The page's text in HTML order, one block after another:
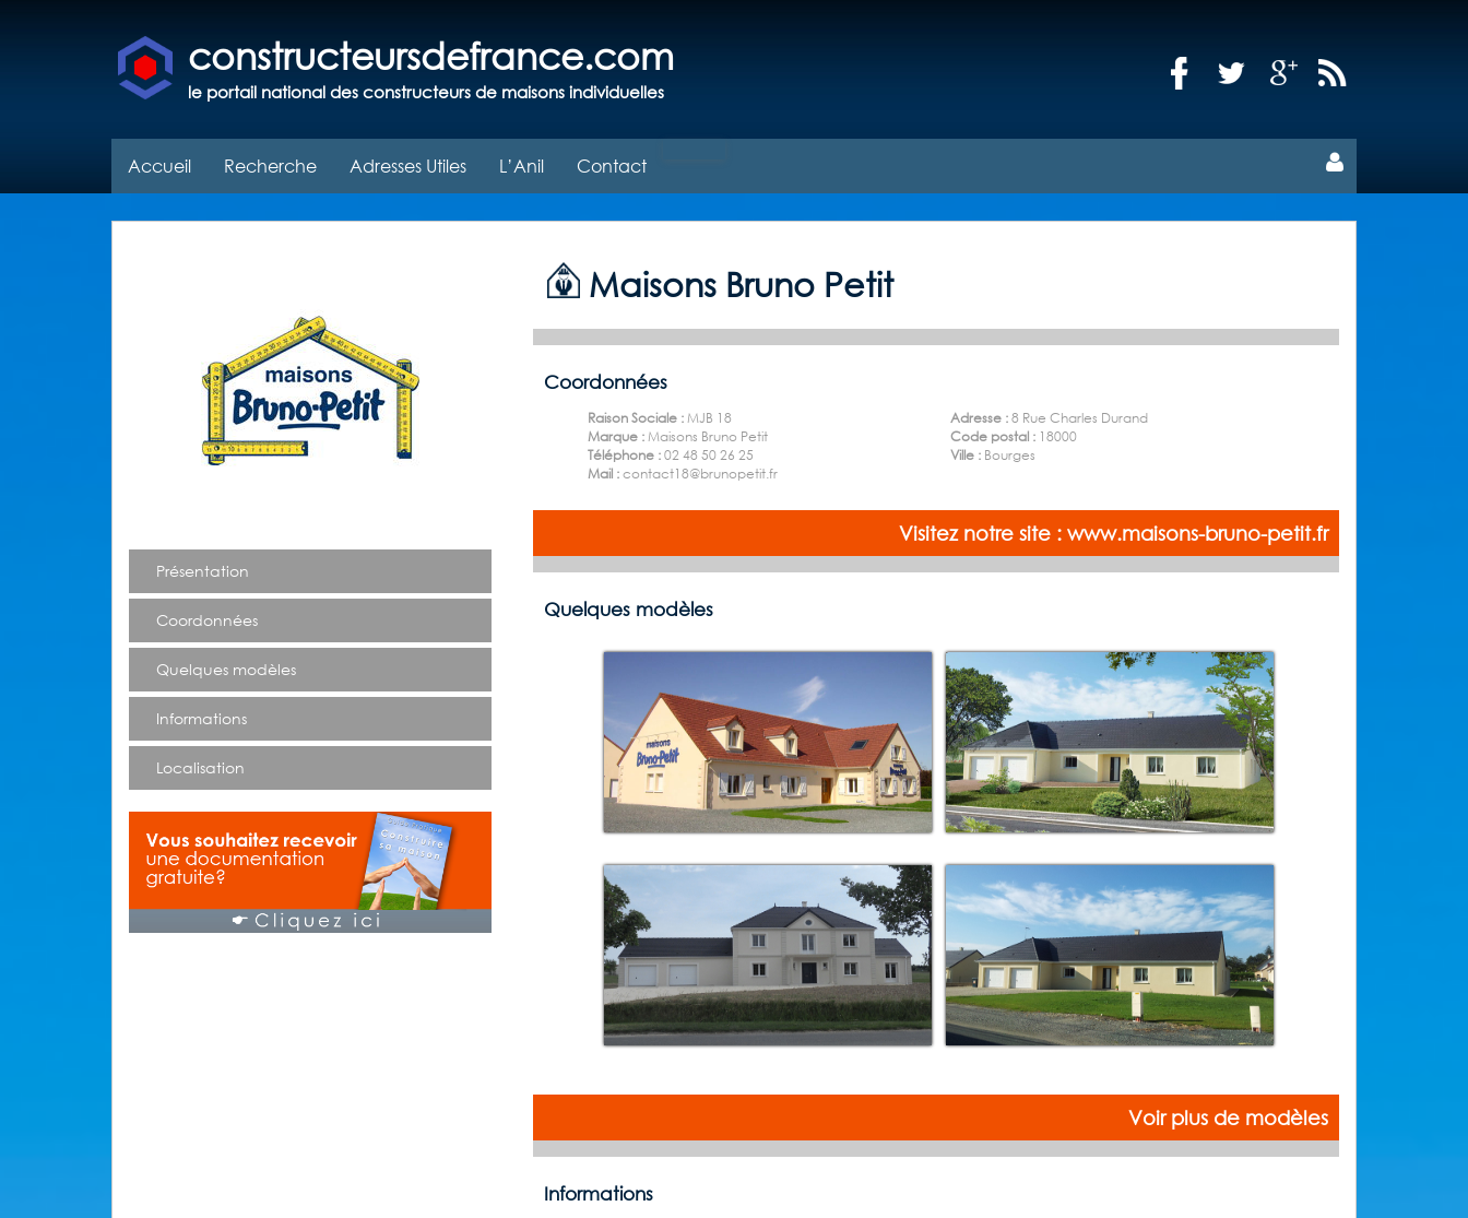
constructeursdefrance.com
le portail national des constructeurs de maisons individuelles
Accueil Recherche Adresses Utiles L’Anil Contact
Présentation
Coordonnées
Quelques modèles
Informations
Localisation
Maisons Bruno Petit
Coordonnées
Raison Sociale :MJB 18
Marque :Maisons Bruno Petit
Téléphone :02 48 50 26 25
Mail :contact18@brunopetit.fr
Adresse :8 Rue Charles Durand
Code postal : 18000
Ville : Bourges
Visitez notre site : www.maisons-bruno-petit.fr
Quelques modèles
Voir plus de modèles
Informations